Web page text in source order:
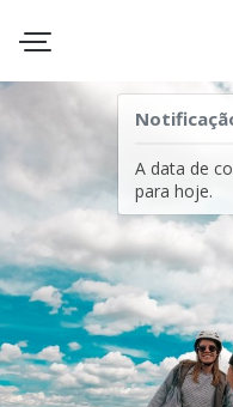
A data de
para hoje.